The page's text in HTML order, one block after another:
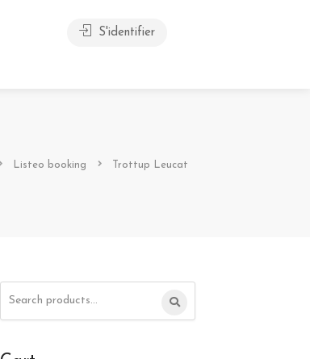
S'identifier
Listeo booking Trottup Leucat